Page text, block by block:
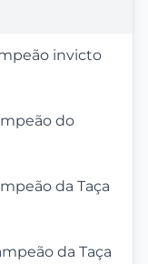
invicto
do
da Taça
da Taça